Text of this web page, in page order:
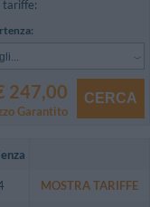
tariffe:
247,00
Garantito
CERCA
MOSTRA TARIFFE